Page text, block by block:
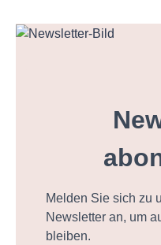
Melden Sie sich zu
Newsletter an, um
bleiben.